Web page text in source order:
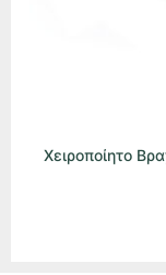
Χειροποίητο